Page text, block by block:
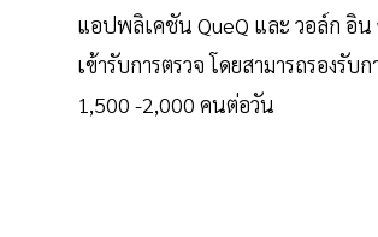
แอปพลิเคชัน QueQ และ วอล์ก อิน
เข้ารับการตรวจ โดยสามารถรองรับ
1,500 -2,000 คนต่อวัน